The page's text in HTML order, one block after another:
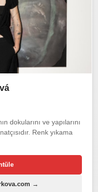
dokularını ve yapılarını
Renk yıkama
→